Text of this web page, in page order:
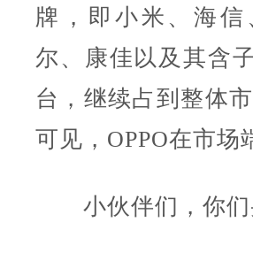
牌，即小米、海
尔、康佳以及其含
台，继续占到整体
可见，OPPO在市
小伙伴们，你们